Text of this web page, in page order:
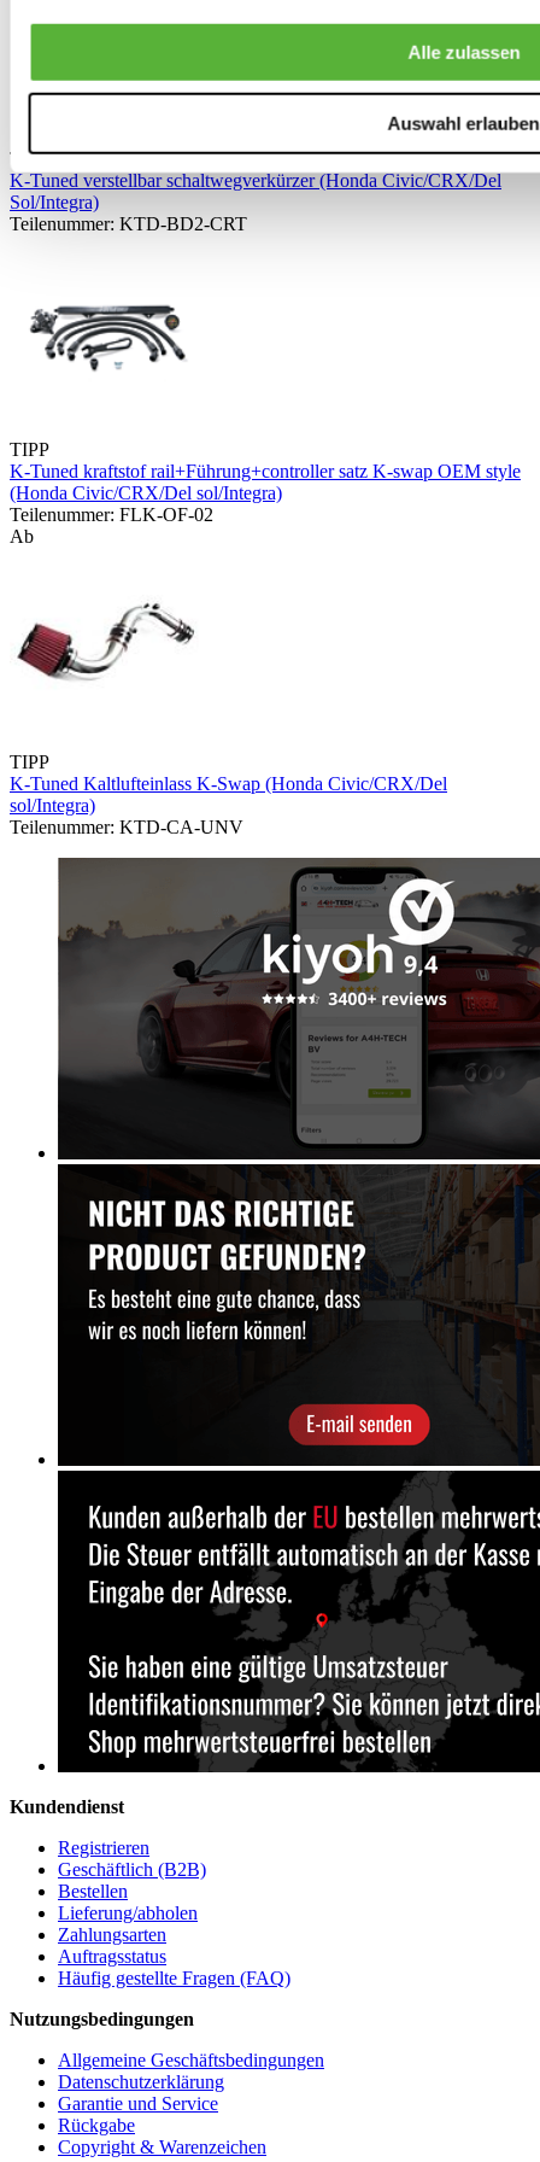
Alle zulassen
Auswahl erlauben
TIPP
K-Tuned verstellbar schaltwegverkürzer (Honda Civic/CRX/Del
Sol/Integra)
Teilenummer: KTD-BD2-CRT
TIPP
K-Tuned kraftstof rail+Führung+controller satz K-swap OEM style
(Honda Civic/CRX/Del sol/Integra)
Teilenummer: FLK-OF-02
Ab
TIPP
K-Tuned Kaltlufteinlass K-Swap (Honda Civic/CRX/Del
sol/Integra)
Teilenummer: KTD-CA-UNV
Kundendienst
Registrieren
Geschäftlich (B2B)
Bestellen
Lieferung/abholen
Zahlungsarten
Auftragsstatus
Häufig gestellte Fragen (FAQ)
Nutzungsbedingungen
Allgemeine Geschäftsbedingungen
Datenschutzerklärung
Garantie und Service
Rückgabe
Copyright & Warenzeichen